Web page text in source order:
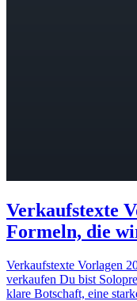
Verkaufstexte
Formeln, die
Verkaufstexte Vorlagen
verkaufen Du bist
klare Botschaft, eine